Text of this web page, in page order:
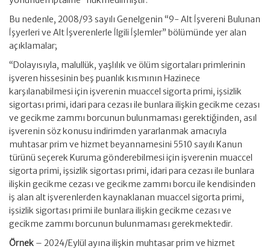
Bu nedenle, 2008/93 sayılı Genelgenin “9- Alt İşvereni Bulunan
İşyerleri ve Alt İşverenlerle İlgili İşlemler” bölümünde yer alan
açıklamalar;
“Dolayısıyla, malullük, yaşlılık ve ölüm sigortaları primlerinin
işveren hissesinin beş puanlık kısmının Hazinece
karşılanabilmesi için işverenin muaccel sigorta primi, işsizlik
sigortası primi, idari para cezası ile bunlara ilişkin gecikme cezası
ve gecikme zammı borcunun bulunmaması gerektiğinden, asıl
işverenin söz konusu indirimden yararlanmak amacıyla
muhtasar prim ve hizmet beyannamesini 5510 sayılı Kanun
türünü seçerek Kuruma gönderebilmesi için işverenin muaccel
sigorta primi, işsizlik sigortası primi, idari para cezası ile bunlara
ilişkin gecikme cezası ve gecikme zammı borcu ile kendisinden
iş alan alt işverenlerden kaynaklanan muaccel sigorta primi,
işsizlik sigortası primi ile bunlara ilişkin gecikme cezası ve
gecikme zammı borcunun bulunmaması gerekmektedir.
Örnek – 2024/Eylül ayına ilişkin muhtasar prim ve hizmet